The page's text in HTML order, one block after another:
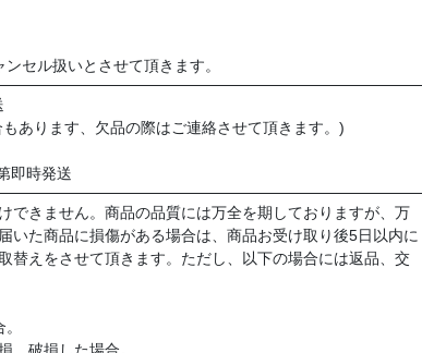
セル扱いとさせて頂きます。
あります、欠品の際はご連絡させて頂きます。)
即時発送
できません。商品の品質には万全を期しておりますが、万
いた商品に損傷がある場合は、商品お受け取り後5日以内に
替えをさせて頂きます。ただし、以下の場合には返品、交